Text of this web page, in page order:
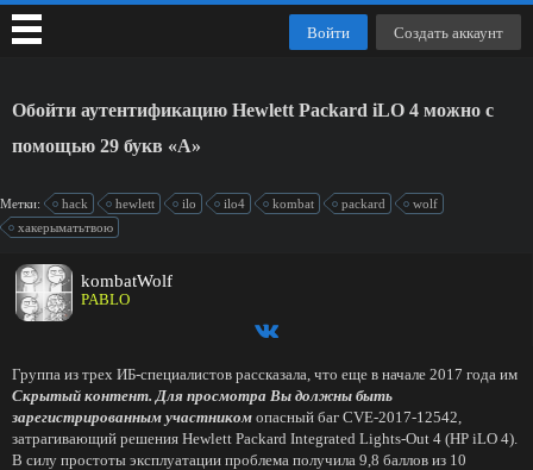
Обойти аутентификацию Hewlett Packard iLO 4 можно с
помощью 29 букв «A»
Метки: hack hewlett ilo ilo4 kombat packard
wolf
хакерыматьтвою
kombatWolf
PABLO
Группа из трех ИБ-специалистов рассказала, что еще в начале 2017 года им
Скрытый контент. Для просмотра Вы должны быть
зарегистрированным участником опасный баг CVE-2017-12542,
затрагивающий решения Hewlett Packard Integrated Lights-Out 4 (HP iLO 4).
В силу простоты эксплуатации проблема получила 9,8 баллов из 10
Войти Создать аккаунт